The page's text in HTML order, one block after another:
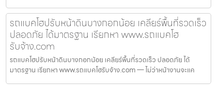
รถแบคโฮปรับหน้าดินบางกอกน้อย เคลียร์พื้นที่รวดเร็ว
ปลอดภัย ได้มาตรฐาน เรียกหา www.รถแบคโฮ
รับจ้าง.com
รถแบคโฮปรับหน้าดินบางกอกน้อย เคลียร์พื้นที่รวดเร็ว ปลอดภัย ได้
มาตรฐาน เรียกหา www.รถแบคโฮรับจ้าง.com — ไม่ว่าหน้างานจะแค